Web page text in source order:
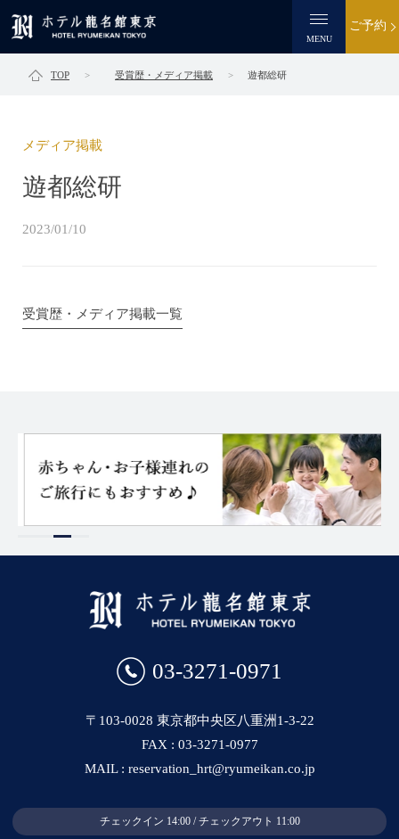
MENU
ご予約
TOP 受賞歴・メディア掲載 遊都総研
メディア掲載
遊都総研
2023/01/10
受賞歴・メディア掲載一覧
03-3271-0971
〒103-0028 東京都中央区八重洲1-3-22
FAX : 03-3271-0977
MAIL : reservation_hrt@ryumeikan.co.jp
チェックイン 14:00 / チェックアウト 11:00